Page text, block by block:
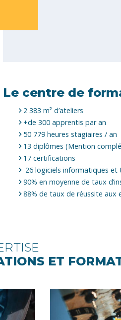
Le centre de
2 383 m² d’ateliers
+de 300 apprentis par an
50 779 heures stagiaires / an
13 diplômes (Mention
17 certifications
26 logiciels informatiques et
90% en moyenne de taux
88% de taux de réussite aux
ET